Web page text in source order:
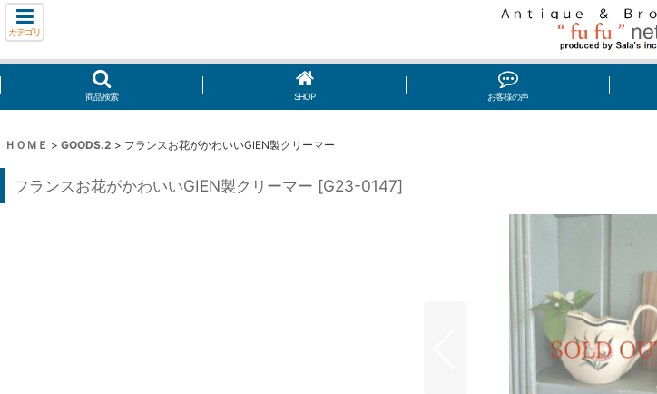
カテゴリ
商品検索 SHOP お客様の声
ＨＯＭＥ > GOODS.2 > フランスお花がかわいいGIEN製クリーマー
フランスお花がかわいいGIEN製クリーマー [G23-0147]